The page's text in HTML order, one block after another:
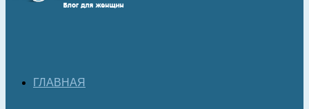
ГЛАВНАЯ